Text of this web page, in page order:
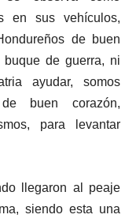
en sus vehículos,
de buen
de guerra, ni
ayudar, somos
buen corazón,
para levantar
llegaron al peaje
siendo esta una